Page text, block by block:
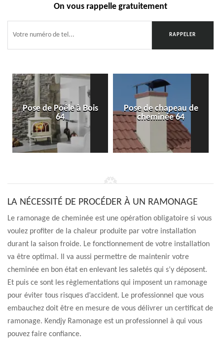
On vous rappelle gratuitement
Pose de Poêle à Bois
64
Pose de chapeau de
cheminée 64
LA NÉCESSITÉ DE PROCÉDER À UN RAMONAGE
Le ramonage de cheminée est une opération obligatoire si vous
voulez profiter de la chaleur produite par votre installation
durant la saison froide. Le fonctionnement de votre installation
va être optimal. Il va aussi permettre de maintenir votre
cheminée en bon état en enlevant les saletés qui s’y déposent.
Et puis ce sont les règlementations qui imposent un ramonage
pour éviter tous risques d’accident. Le professionnel que vous
embauchez doit être en mesure de vous délivrer un certificat de
ramonage. Kendjy Ramonage est un professionnel à qui vous
pouvez faire confiance.